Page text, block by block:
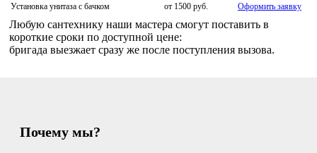
Установка унитаза с бачком от 1500 руб. Оформить заявку
Любую сантехнику наши мастера смогут поставить в
короткие сроки по доступной цене:
бригада выезжает сразу же после поступления вызова.
Почему мы?